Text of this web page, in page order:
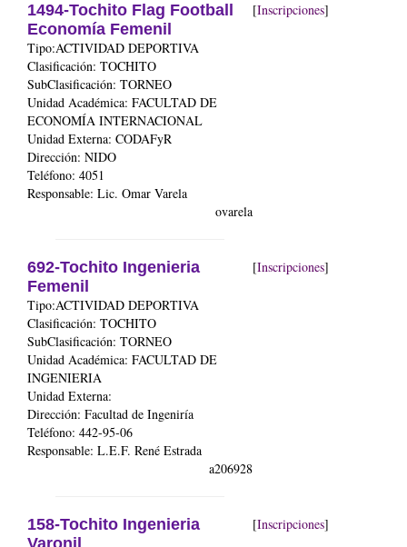
1494-Tochito Flag Football
Economía Femenil
Tipo:ACTIVIDAD DEPORTIVA
Clasificación: TOCHITO
SubClasificación: TORNEO
Unidad Académica: FACULTAD DE
ECONOMÍA INTERNACIONAL
Unidad Externa: CODAFyR
Dirección: NIDO
Teléfono: 4051
Responsable: Lic. Omar Varela
ovarela
[Inscripciones]
692-Tochito Ingenieria
Femenil
Tipo:ACTIVIDAD DEPORTIVA
Clasificación: TOCHITO
SubClasificación: TORNEO
Unidad Académica: FACULTAD DE
INGENIERIA
Unidad Externa:
Dirección: Facultad de Ingeniría
Teléfono: 442-95-06
Responsable: L.E.F. René Estrada
a206928
[Inscripciones]
158-Tochito Ingenieria
Varonil
[Inscripciones]